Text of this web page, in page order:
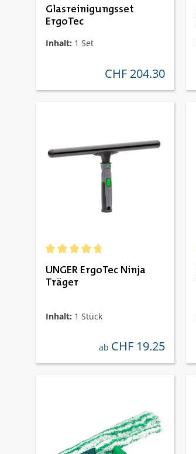
Glasreinigungsset
ErgoTec
Inhalt: 1 Set
regulärer preis:
CHF 204.30
UNGER ErgoTec Ninja
Träger
Inhalt: 1 Stück
regulärer preis:
ab CHF 19.25